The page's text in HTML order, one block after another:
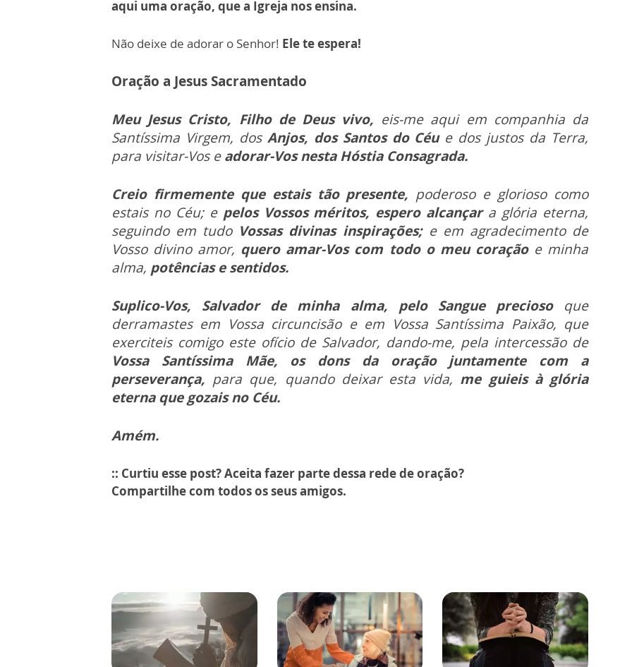
aqui uma oração, que a Igreja nos ensina.
Não deixe de adorar o Senhor! Ele te espera!
Oração a Jesus Sacramentado
Meu Jesus Cristo, Filho de Deus vivo, eis-­me aqui em companhia da
Santíssima Virgem, dos Anjos, dos Santos do Céue dos justos da Terra,
para visitar-­Vos eadorar-Vos nesta Hóstia Consagrada.
Creio firmemente que estais tão presente, poderoso e glorioso como
estais no Céu; e pelos Vossos méritos, espero alcançar a glória eterna,
seguindo em tudo Vossas divinas inspirações; e em agradecimento de
Vosso divino amor, quero amar-­Vos com todo o meu coração e minha
alma, potências e sentidos.
Suplico-­Vos, Salvador de minha alma, pelo Sangue preciosoque
derramastes em Vossa circuncisão e em Vossa Santíssima Paixão, que
exerciteis comigo este ofício de Salvador, dando-­me, pela intercessão de
Vossa Santíssima Mãe, os dons da oração juntamente com a
perseverança, para que, quando deixar esta vida, me guieis à glória
eterna que gozais no Céu.
Amém.
:: Curtiu esse post? Aceita fazer parte dessa rede de oração?
Compartilhe com todos os seus amigos.